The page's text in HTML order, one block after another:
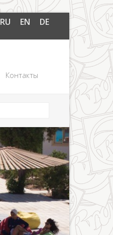
RU EN DE
Контакты